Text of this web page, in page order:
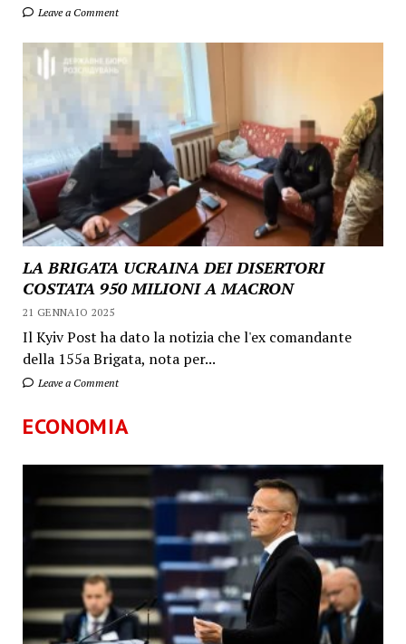
Leave a Comment
LA BRIGATA UCRAINA DEI DISERTORI
COSTATA 950 MILIONI A MACRON
21 GENNAIO 2025
Il Kyiv Post ha dato la notizia che l'ex comandante
della 155a Brigata, nota per...
Leave a Comment
ECONOMIA